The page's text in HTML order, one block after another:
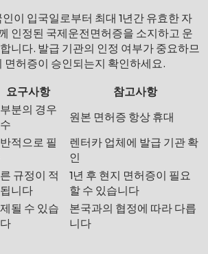
이 입국일로부터 최대 1년간 유효한 자
인정된 국제운전면허증을 소지하고 운
니다. 발급 기관의 인정 여부가 중요하므
면허증이 승인되는지 확인하세요.
요구사항
참고사항
분의 경우
원본 면허증 항상 휴대
적으로 필
렌터카 업체에 발급 기관 확
인
규정이 적
니다
1년 후 현지 면허증이 필요
할 수 있습니다
될 수 있습
본국과의 협정에 따라 다릅
니다